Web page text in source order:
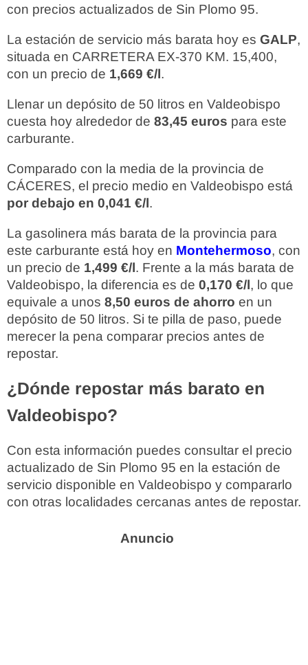
con precios actualizados de Sin Plomo 95.
La estación de servicio más barata hoy es GALP,
situada en CARRETERA EX-370 KM. 15,400,
con un precio de 1,669 €/l.
Llenar un depósito de 50 litros en Valdeobispo
cuesta hoy alrededor de 83,45 euros para este
carburante.
Comparado con la media de la provincia de
CÁCERES, el precio medio en Valdeobispo está
por debajo en 0,041 €/l.
La gasolinera más barata de la provincia para
este carburante está hoy en Montehermoso, con
un precio de 1,499 €/l. Frente a la más barata de
Valdeobispo, la diferencia es de 0,170 €/l, lo que
equivale a unos 8,50 euros de ahorro en un
depósito de 50 litros. Si te pilla de paso, puede
merecer la pena comparar precios antes de
repostar.
¿Dónde repostar más barato en
Valdeobispo?
Con esta información puedes consultar el precio
actualizado de Sin Plomo 95 en la estación de
servicio disponible en Valdeobispo y compararlo
con otras localidades cercanas antes de repostar.